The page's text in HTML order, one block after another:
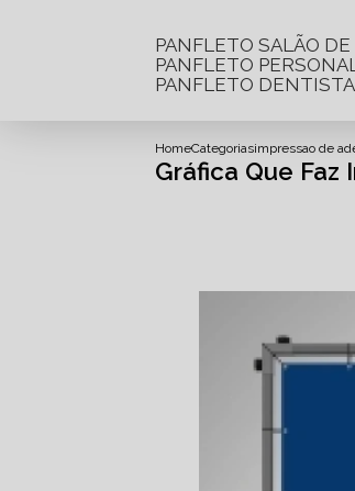
PANFLETO SALÃO
PANFLETO
PANFLETO DENTISTA
HomeCategoriasimpressao de
Gráfica Que Faz